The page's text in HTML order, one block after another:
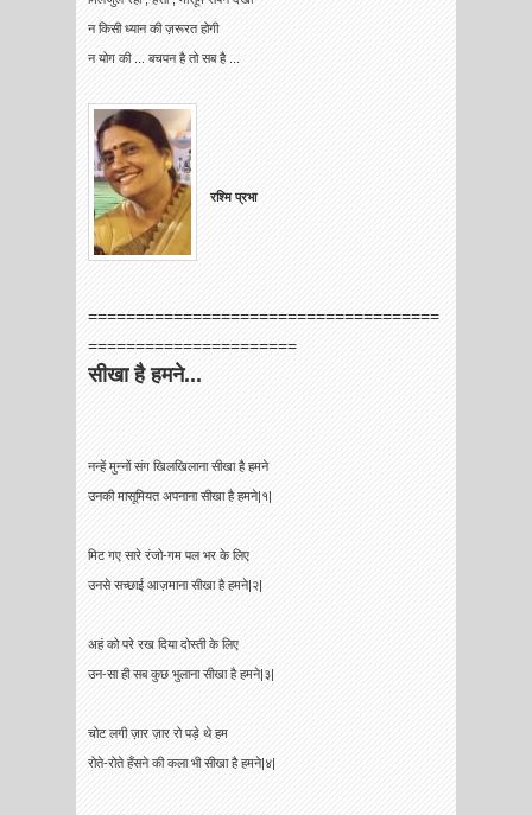
न किसी ध्यान की ज़रूरत होगी
न योग की ... बचपन है तो सब है ...
रश्मि प्रभा
=====================================
======================
सीखा है हमने...
नन्हें मुन्नों संग खिलखिलाना सीखा है हमने
उनकी मासूमियत अपनाना सीखा है हमने|१|
मिट गए सारे रंजो-गम पल भर के लिए
उनसे सच्छाई आज़माना सीखा है हमने|२|
अहं को परे रख दिया दोस्ती के लिए
उन-सा ही सब कुछ भुलाना सीखा है हमने|३|
चोट लगी ज़ार ज़ार रो पड़े थे हम
रोते-रोते हँसने की कला भी सीखा है हमने|४|